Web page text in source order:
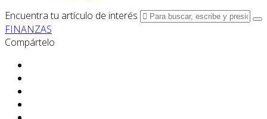
Encuentra tu artículo de interés
FINANZAS
Compártelo